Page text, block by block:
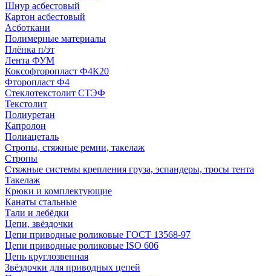
Шнур асбестовый
Картон асбестовый
Асботкани
Полимерные материалы
Плёнка п/эт
Лента ФУМ
Коксофторопласт Ф4К20
Фторопласт Ф4
Стеклотекстолит СТЭФ
Текстолит
Полиуретан
Капролон
Полиацеталь
Стропы, стяжные ремни, такелаж
Стропы
Стяжные системы крепления груза, эспандеры, тросы тента
Такелаж
Крюки и комплектующие
Канаты стальные
Тали и лебёдки
Цепи, звёздочки
Цепи приводные роликовые ГОСТ 13568-97
Цепи приводные роликовые ISO 606
Цепь круглозвенная
Звёздочки для приводных цепей